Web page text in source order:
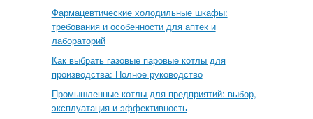
Фармацевтические холодильные шкафы:
требования и особенности для аптек и
лабораторий
Как выбрать газовые паровые котлы для
производства: Полное руководство
Промышленные котлы для предприятий: выбор,
эксплуатация и эффективность